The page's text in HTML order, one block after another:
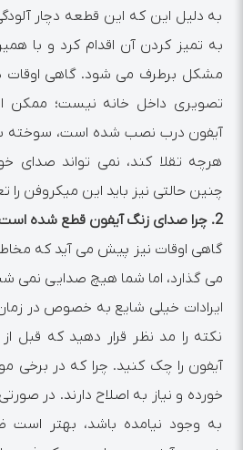
به دلیل این که این قطعه دچار
به تمیز کردن آن اقدام کرد و با
مشکل برطرف می شود. گاهی اوقات
تصویری داخل خانه نیست؛ ممکن
آیفون درب نصب شده است، سوخته
هرچه تقلا کند، نمی تواند صدای
چنین حالتی نیز باید این میکروفن را
2. چرا صدای زنگ آیفون قطع شده
گاهی اوقات نیز پیش می آید که
می گذارد، اما شما هیچ صدایی نمی
ایرادات خیلی شایع به خصوص در
نکته را مد نظر قرار دهید که قبل
آیفون را چک کنید. چرا که در برخی
خورده و نیاز به اصلاح دارند. در
به وجود نیامده باشد، بهتر است